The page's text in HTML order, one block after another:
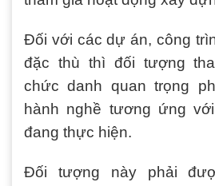
Đối với các dự án, công
đặc thù thì đối tượng
chức danh quan trọng
hành nghề tương ứng
đang thực hiện.
Đối tượng này phải